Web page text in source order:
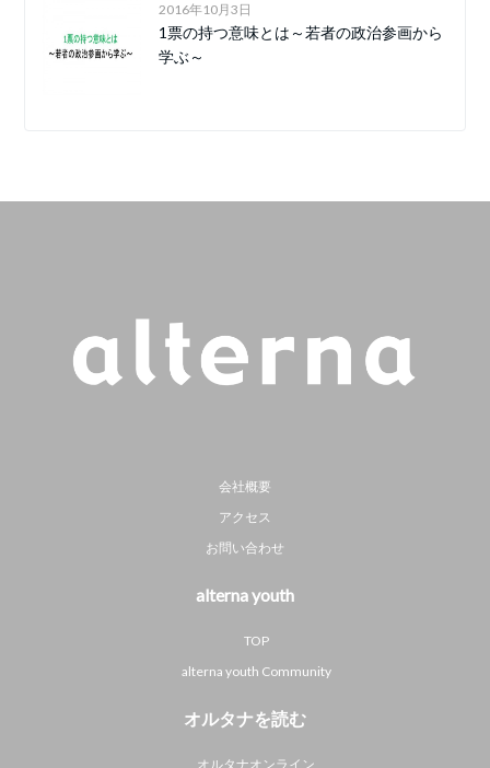
2016年10月3日
1票の持つ意味とは～若者の政治参画から
学ぶ～
会社概要
アクセス
お問い合わせ
alterna youth
TOP
alterna youth Community
オルタナを読む
オルタナオンライン